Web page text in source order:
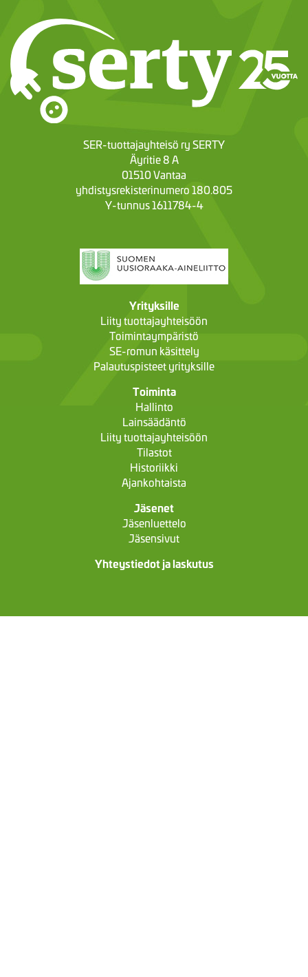
SER-tuottajayhteisö ry SERTY
Äyritie 8 A
01510 Vantaa
yhdistysrekisterinumero 180.805
Y-tunnus 1611784-4
Yrityksille
Liity tuottajayhteisöön
Toimintaympäristö
SE-romun käsittely
Palautuspisteet yrityksille
Toiminta
Hallinto
Lainsäädäntö
Liity tuottajayhteisöön
Tilastot
Historiikki
Ajankohtaista
Jäsenet
Jäsenluettelo
Jäsensivut
Yhteystiedot ja laskutus